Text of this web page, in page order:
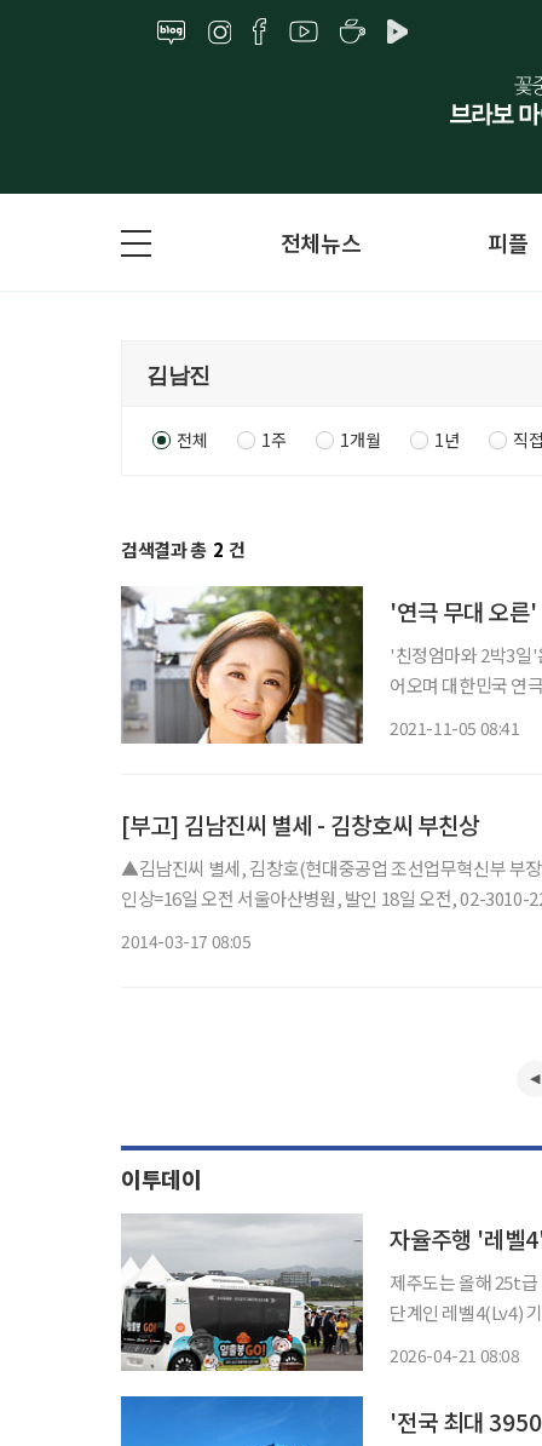
전체뉴스 피플
전체 1주 1개월 1년 직
검색결과 총 2 건
'연극 무대 오른
'친정엄마와 2박3일'
어오며 대한민국 연
2021-11-05 08:41
[부고] 김남진씨 별세 - 김창호씨 부친상
▲김남진씨 별세, 김창호(현대중공업 조선업무혁신부 부
인상=16일 오전 서울아산병원, 발인 18일 오전, 02-3010-
2014-03-17 08:05
이투데이
자율주행 '레벨
제주도는 올해 25t
단계인 레벨4(Lv4) 기술 도입
2026-04-21 08:08
'전국 최대